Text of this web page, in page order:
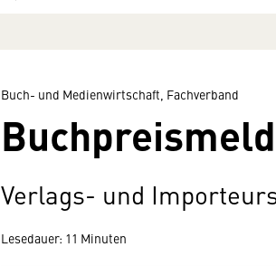
Buch- und Medienwirtschaft, Fachverband
Verlags- und
Lesedauer: 11 Minuten